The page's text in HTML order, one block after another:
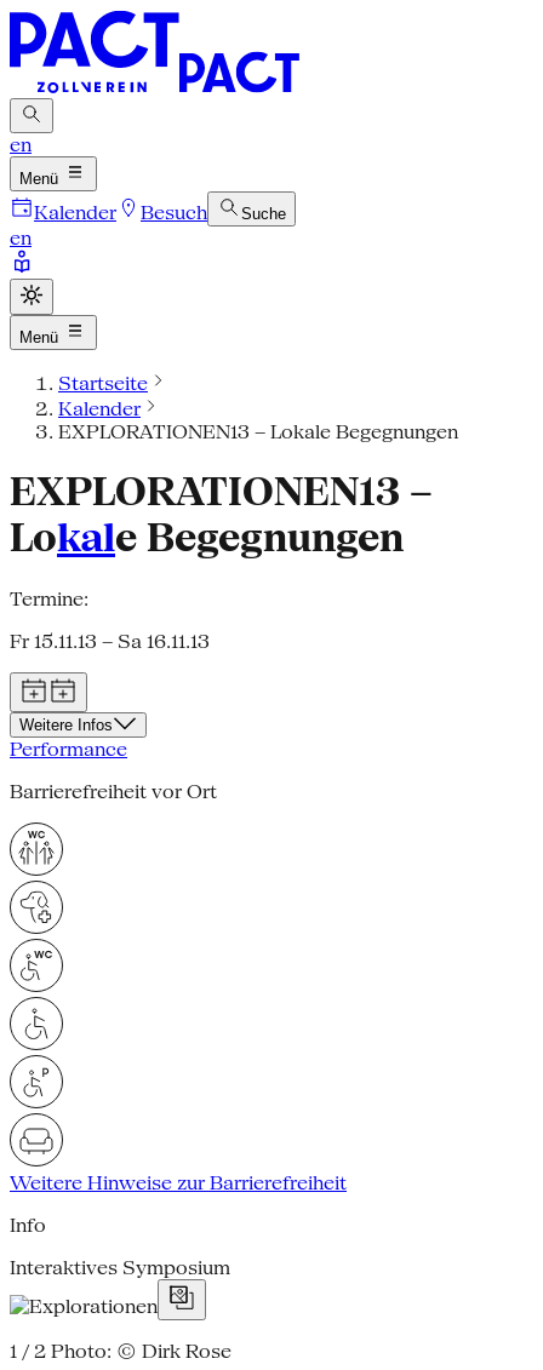
en
Menü
Kalender Besuch Suche
en
Menü
Startseite
Kalender
EXPLORATIONEN13 – Lokale Begegnungen
EXPLORATIONEN13 –
Lokale Begegnungen
Termine:
Fr 15.11.13 – Sa 16.11.13
Weitere Infos
Performance
Barrierefreiheit vor Ort
Weitere Hinweise zur Barrierefreiheit
Info
Interaktives Symposium
1 / 2 Photo: © Dirk Rose